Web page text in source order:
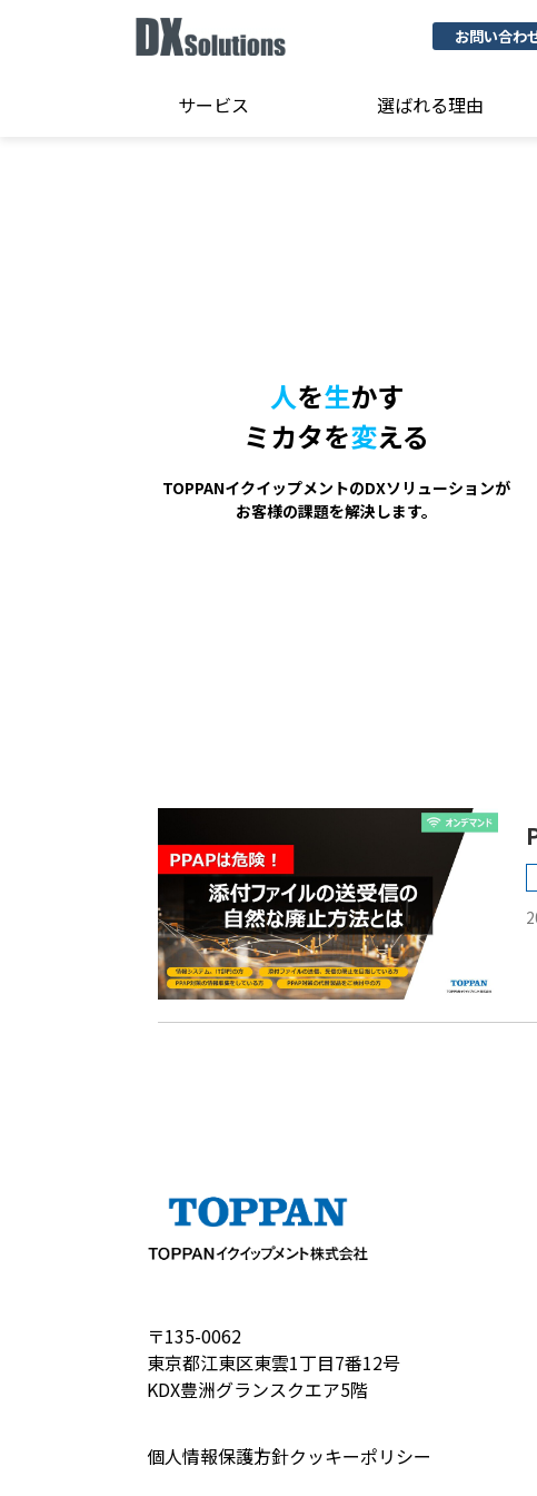
お問い合わ
サービス 選ばれる理由
人を生かす
ミカタを変える
TOPPANイクイップメントのDXソリューションが
お客様の課題を解決します。
〒135-0062
東京都江東区東雲1丁目7番12号
KDX豊洲グランスクエア5階
個人情報保護方針クッキーポリシー